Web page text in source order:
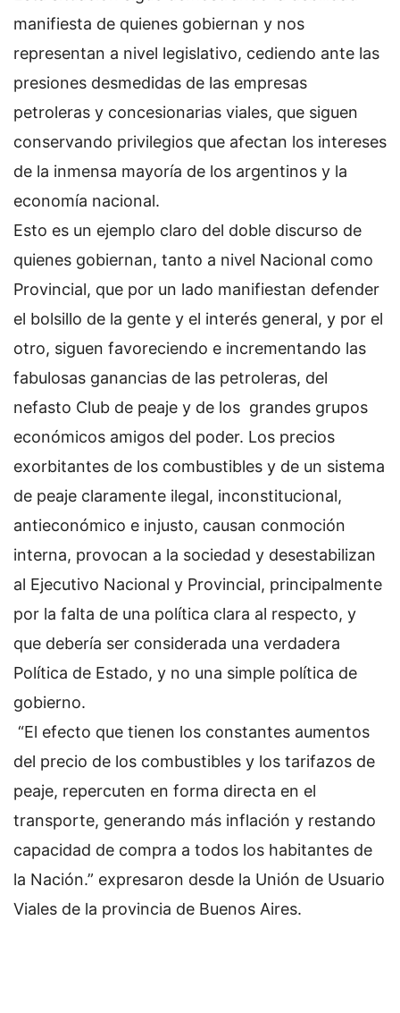
manifiesta de quienes gobiernan y nos
representan a nivel legislativo, cediendo ante las
presiones desmedidas de las empresas
petroleras y concesionarias viales, que siguen
conservando privilegios que afectan los intereses
de la inmensa mayoría de los argentinos y la
economía nacional.
Esto es un ejemplo claro del doble discurso de
quienes gobiernan, tanto a nivel Nacional como
Provincial, que por un lado manifiestan defender
el bolsillo de la gente y el interés general, y por el
otro, siguen favoreciendo e incrementando las
fabulosas ganancias de las petroleras, del
nefasto Club de peaje y de los grandes grupos
económicos amigos del poder. Los precios
exorbitantes de los combustibles y de un sistema
de peaje claramente ilegal, inconstitucional,
antieconómico e injusto, causan conmoción
interna, provocan a la sociedad y desestabilizan
al Ejecutivo Nacional y Provincial, principalmente
por la falta de una política clara al respecto, y
que debería ser considerada una verdadera
Política de Estado, y no una simple política de
gobierno.
“El efecto que tienen los constantes aumentos
del precio de los combustibles y los tarifazos de
peaje, repercuten en forma directa en el
transporte, generando más inflación y restando
capacidad de compra a todos los habitantes de
la Nación.” expresaron desde la Unión de Usuario
Viales de la provincia de Buenos Aires.